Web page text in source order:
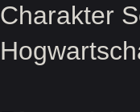
Charakter